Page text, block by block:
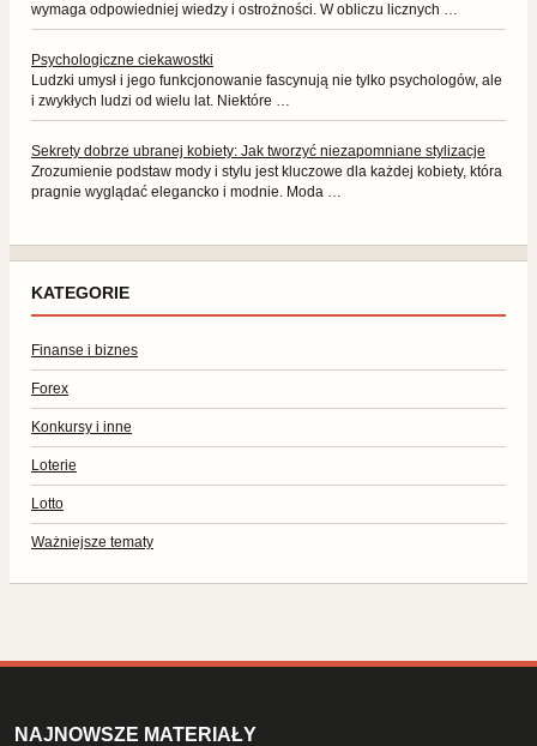
wymaga odpowiedniej wiedzy i ostrożności. W obliczu licznych …
Psychologiczne ciekawostki
Ludzki umysł i jego funkcjonowanie fascynują nie tylko psychologów, ale
i zwykłych ludzi od wielu lat. Niektóre …
Sekrety dobrze ubranej kobiety: Jak tworzyć niezapomniane stylizacje
Zrozumienie podstaw mody i stylu jest kluczowe dla każdej kobiety, która
pragnie wyglądać elegancko i modnie. Moda …
KATEGORIE
Finanse i biznes
Forex
Konkursy i inne
Loterie
Lotto
Ważniejsze tematy
NAJNOWSZE MATERIAŁY